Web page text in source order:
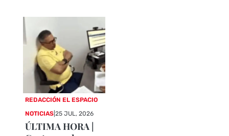
REDACCIÓN EL ESPACIO
NOTICIAS |25 JUL, 2026
ÚLTIMA HORA |